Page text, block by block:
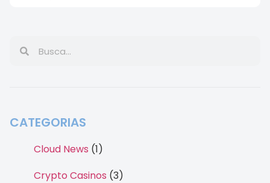
CATEGORIAS
Cloud News (1)
Crypto Casinos (3)